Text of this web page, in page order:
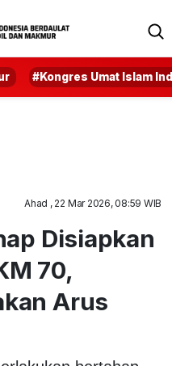
#Kongres Umat Islam
Ahad , 22 Mar 2026, 08:59 WIB
Disiapkan
70,
Arus